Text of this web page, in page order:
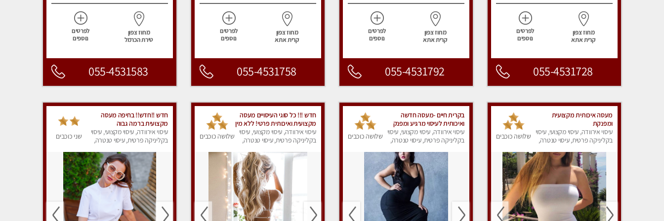
מחוז צפון
קרית אתא
לפרטים
נוספים
055-4531728
מחוז צפון
קרית אתא
לפרטים
נוספים
055-4531792
מחוז צפון
קרית אתא
לפרטים
נוספים
055-4531758
מחוז צפון
טירת הכרמל
לפרטים
נוספים
055-4531583
מעסה איכותית מקצועית
ומפנקת
עיסוי אירוודה, עיסוי מקצועי, עיסוי
בקליניקה פרטית, עיסוי טנטרה,
שלושה כוכבים
בקרית חיים -מעסה חדשה
ואיכותית לעיסוי מרגיע ומפנק
VIP-מומלץ לחלוטין! פרטי! ​​​​​​
Highly recommended
עיסוי אירוודה, עיסוי מקצועי, עיסוי
בקליניקה פרטית, עיסוי טנטרה,
שלושה כוכבים
חדש !!! כל סוגי העיסויים מעסה
מקצועית ואיכותית פרטי! ללא מין
!!!
עיסוי אירוודה, עיסוי מקצועי, עיסוי
בקליניקה פרטית, עיסוי טנטרה,
שלושה כוכבים
חדש !!חדש!! בחיפה מעסה
מקצועית ברמה גבוה
עיסוי אירוודה, עיסוי מקצועי, עיסוי
בקליניקה פרטית, עיסוי טנטרה,
עיסוי מפנק
שני כוכבים